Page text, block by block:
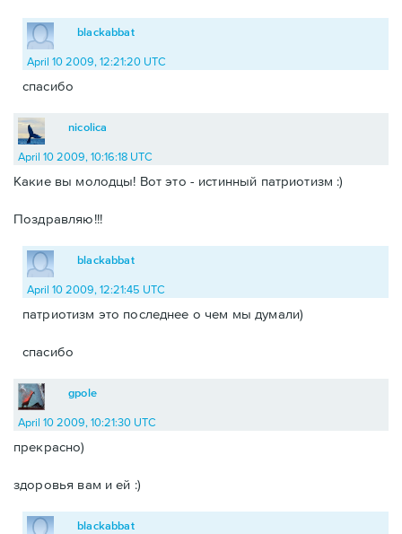
blackabbat
April 10 2009, 12:21:20 UTC
спасибо
nicolica
April 10 2009, 10:16:18 UTC
Какие вы молодцы! Вот это - истинный патриотизм :)
Поздравляю!!!
blackabbat
April 10 2009, 12:21:45 UTC
патриотизм это последнее о чем мы думали)
спасибо
gpole
April 10 2009, 10:21:30 UTC
прекрасно)
здоровья вам и ей :)
blackabbat